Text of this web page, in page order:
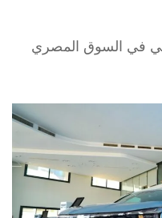
في السوق المصري